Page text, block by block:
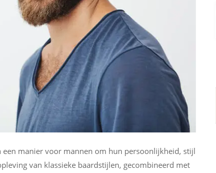
manier voor mannen om hun persoonlijkheid, stijl
van klassieke baardstijlen, gecombineerd met